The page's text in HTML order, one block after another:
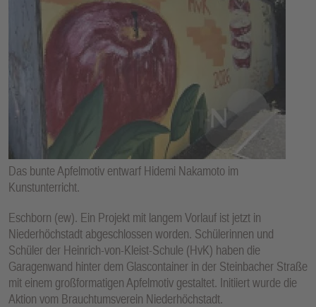
Das bunte Apfelmotiv entwarf Hidemi Nakamoto im
Kunstunterricht.
Eschborn (ew). Ein Projekt mit langem Vorlauf ist jetzt in
Niederhöchstadt abgeschlossen worden. Schülerinnen und
Schüler der Heinrich-von-Kleist-Schule (HvK) haben die
Garagenwand hinter dem Glascontainer in der Steinbacher Straße
mit einem großformatigen Apfelmotiv gestaltet. Initiiert wurde die
Aktion vom Brauchtumsverein Niederhöchstadt.
K
TI
O
N